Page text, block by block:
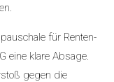
für Renten-
eine klare Absage.
gegen die